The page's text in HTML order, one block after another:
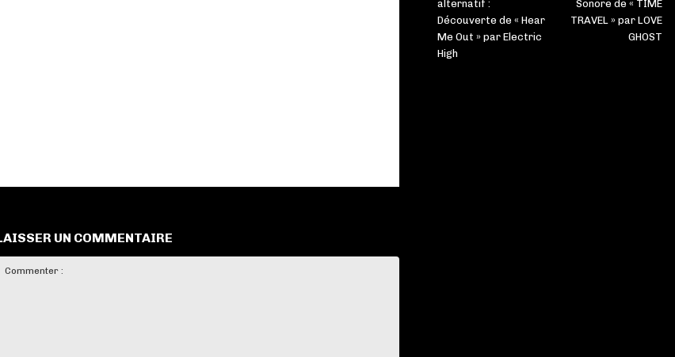
UN COMMENTAIRE
alternatif :
Découverte de « Hear
Me Out » par Electric
High
Sonore de « TIME
TRAVEL » par LOVE
GHOST